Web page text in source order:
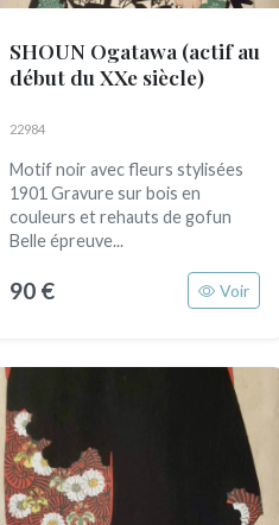
SHOUN Ogatawa (actif au
début du XXe siècle)
22984
Motif noir avec fleurs stylisées
1901 Gravure sur bois en
couleurs et rehauts de gofun
Belle épreuve...
90 € Voir